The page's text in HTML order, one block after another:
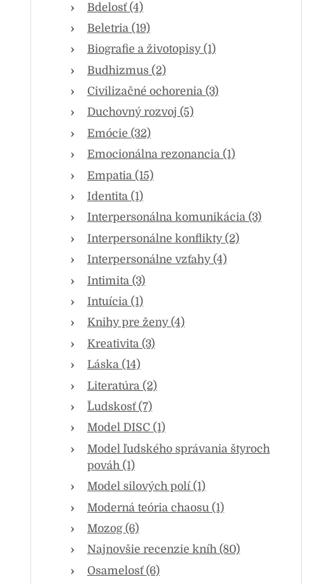
Bdelosť (4)
Beletria (19)
Biografie a životopisy (1)
Budhizmus (2)
Civilizačné ochorenia (3)
Duchovný rozvoj (5)
Emócie (32)
Emocionálna rezonancia (1)
Empatia (15)
Identita (1)
Interpersonálna komunikácia (3)
Interpersonálne konflikty (2)
Interpersonálne vzťahy (4)
Intimita (3)
Intuícia (1)
Knihy pre ženy (4)
Kreativita (3)
Láska (14)
Literatúra (2)
Ľudskosť (7)
Model DISC (1)
Model ľudského správania štyroch
pováh (1)
Model silových polí (1)
Moderná teória chaosu (1)
Mozog (6)
Najnovšie recenzie kníh (80)
Osamelosť (6)